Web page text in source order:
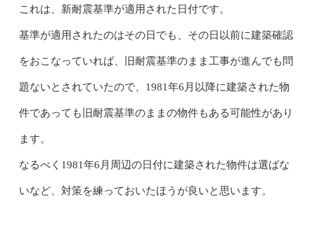
これは、新耐震基準が適用された日付です。
基準が適用されたのはその日でも、その日以前に建築確認
をおこなっていれば、旧耐震基準のまま工事が進んでも問
題ないとされていたので、1981年6月以降に建築された物
件であっても旧耐震基準のままの物件もある可能性があり
ます。
なるべく1981年6月周辺の日付に建築された物件は選ばな
いなど、対策を練っておいたほうが良いと思います。